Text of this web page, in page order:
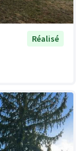
Réalisé